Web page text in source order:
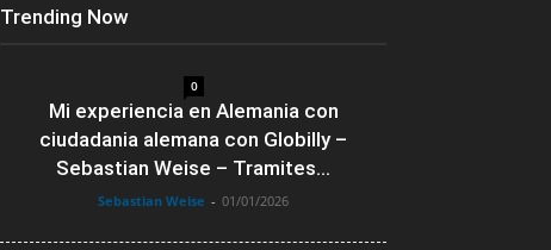
Trending Now
0
Mi experiencia en Alemania con
ciudadania alemana con Globilly –
Sebastian Weise – Tramites...
Sebastian Weise - 01/01/2026